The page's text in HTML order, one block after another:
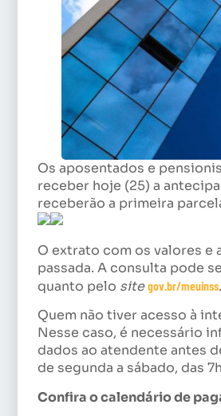
Os aposentados e
receber hoje (25) a
receberão a primeira
O extrato com os valores e
passada. A consulta pode
quanto pelo site gov.br/meuinss.
Quem não tiver acesso à
Nesse caso, é necessário
dados ao atendente antes
de segunda a sábado, das
Confira o calendário de